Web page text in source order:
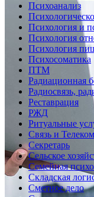
Психоанализ
Психология и
Психология
Психология
Психосоматика
ПТМ
Радиационная
Радиосвязь,
Реставрация
РЖД
Ритуальные
Связь и
Секретарь
Сельское
Семейная
Складская
Сметное дело